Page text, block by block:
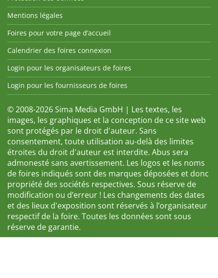
Mentions légales
Foires pour votre page d’accueil
Calendrier des foires connexion
Login pour les organisateurs de foires
Login pour les fournisseurs de foires
© 2008-2026 Sima Media GmbH | Les textes, les
images, les graphiques et la conception de ce site web
sont protégés par le droit d'auteur. Sans
consentement, toute utilisation au-delà des limites
étroites du droit d'auteur est interdite. Abus sera
admonesté sans avertissement. Les logos et les noms
de foires indiqués sont des marques déposées et donc
propriété des sociétés respectives. Sous réserve de
modification ou d’erreur ! Les changements des dates
et des lieux d'exposition sont réservés à l’organisateur
respectif de la foire. Toutes les données sont sous
réserve de garantie.